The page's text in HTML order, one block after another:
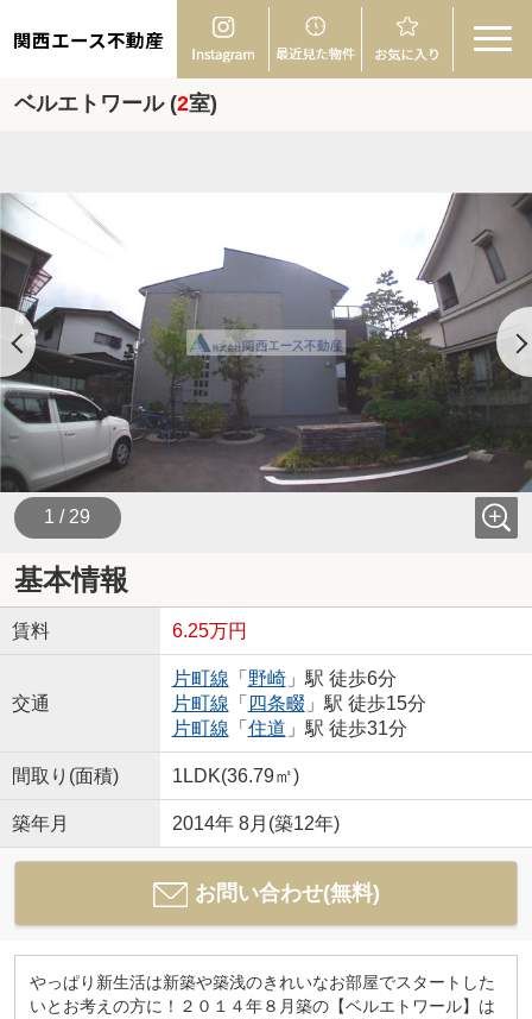
関西エース不動産
ベルエトワール (2室)
1 / 29
基本情報
賃料 6.25万円
交通
片町線 「 野崎」駅 徒歩6分
片町線 「 四条畷」駅 徒歩15分
片町線 「 住道 」駅 徒歩31分
間取り(面積) 1LDK(36.79㎡)
築年月 2014年 8月(築12年)
お問い合わせ(無料)
やっぱり新生活は新築や築浅のきれいなお部屋でスタートした
いとお考えの方に！２０１４年８月築の【ベルエトワール】は